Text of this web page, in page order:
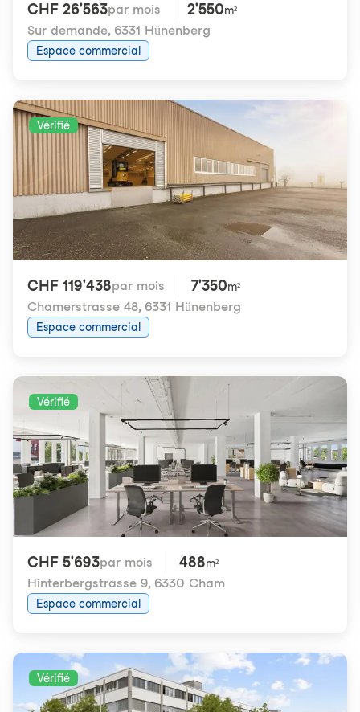
CHF 26'563par mois 2'550m²
Sur demande, 6331 Hünenberg
Espace commercial
Vérifié
CHF 119'438par mois 7'350m²
Chamerstrasse 48, 6331 Hünenberg
Espace commercial
Vérifié
CHF 5'693par mois 488m²
Hinterbergstrasse 9, 6330 Cham
Espace commercial
Vérifié